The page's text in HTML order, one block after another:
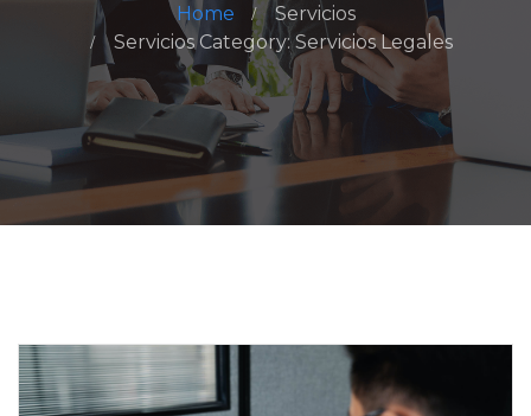
Home
Servicios
Servicios Category: Servicios Legales